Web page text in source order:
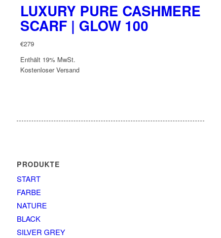
LUXURY PURE CASHMERE
SCARF | GLOW 100
€279
Enthält 19% MwSt.
Kostenloser Versand
PRODUKTE
START
FARBE
NATURE
BLACK
SILVER GREY